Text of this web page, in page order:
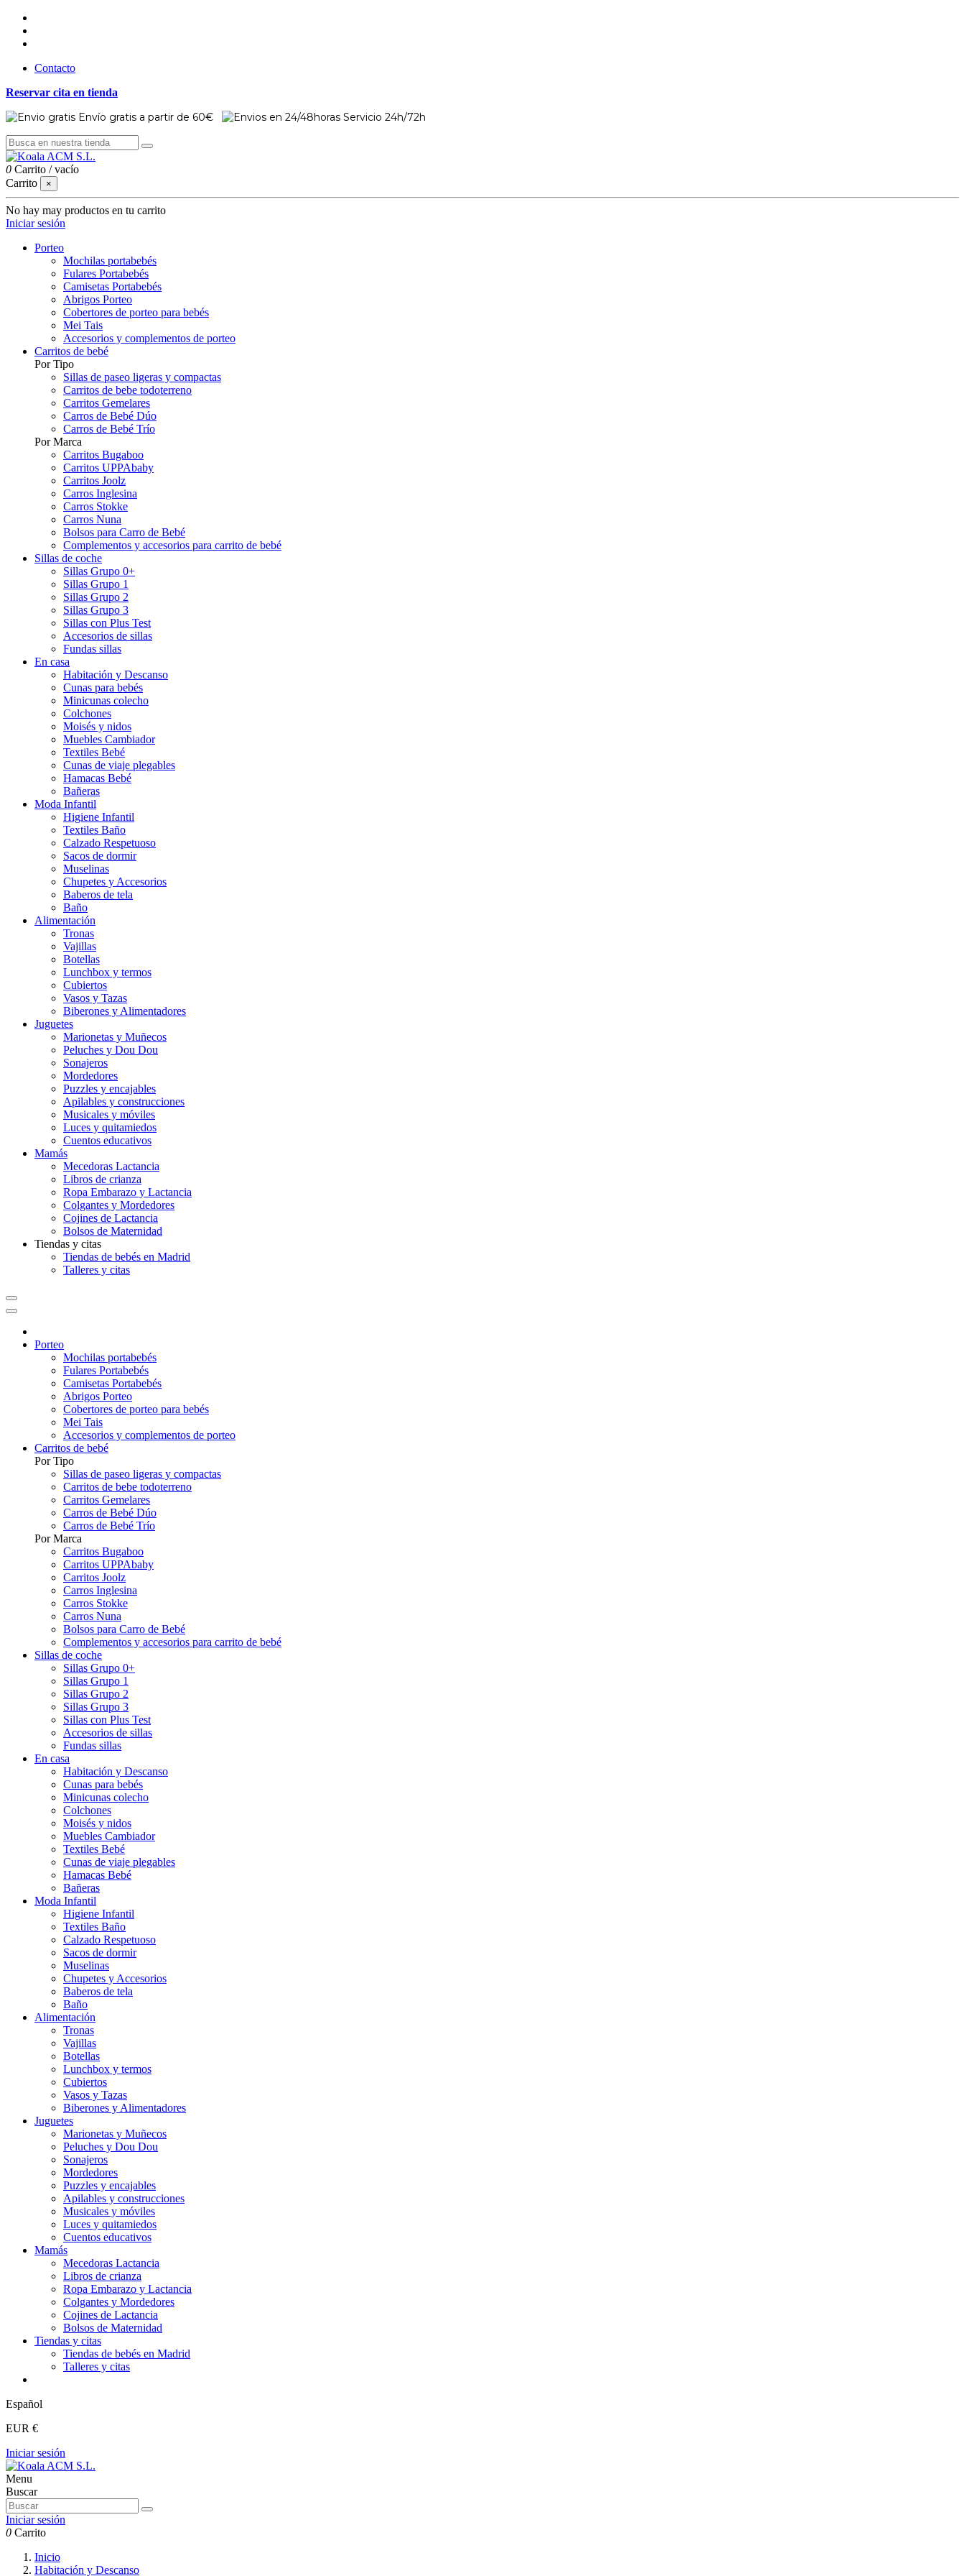
Contacto
Reservar cita en tienda
Envío gratis a partir de 60€ Servicio 24h/72h
0 Carrito /vacío
Carrito
×
No hay may productos en tu carrito
Iniciar sesión
Porteo
Mochilas portabebés
Fulares Portabebés
Camisetas Portabebés
Abrigos Porteo
Cobertores de porteo para bebés
Mei Tais
Accesorios y complementos de porteo
Carritos de bebé
Por Tipo
Sillas de paseo ligeras y compactas
Carritos de bebe todoterreno
Carritos Gemelares
Carros de Bebé Dúo
Carros de Bebé Trío
Por Marca
Carritos Bugaboo
Carritos UPPAbaby
Carritos Joolz
Carros Inglesina
Carros Stokke
Carros Nuna
Bolsos para Carro de Bebé
Complementos y accesorios para carrito de bebé
Sillas de coche
Sillas Grupo 0+
Sillas Grupo 1
Sillas Grupo 2
Sillas Grupo 3
Sillas con Plus Test
Accesorios de sillas
Fundas sillas
En casa
Habitación y Descanso
Cunas para bebés
Minicunas colecho
Colchones
Moisés y nidos
Muebles Cambiador
Textiles Bebé
Cunas de viaje plegables
Hamacas Bebé
Bañeras
Moda Infantil
Higiene Infantil
Textiles Baño
Calzado Respetuoso
Sacos de dormir
Muselinas
Chupetes y Accesorios
Baberos de tela
Baño
Alimentación
Tronas
Vajillas
Botellas
Lunchbox y termos
Cubiertos
Vasos y Tazas
Biberones y Alimentadores
Juguetes
Marionetas y Muñecos
Peluches y Dou Dou
Sonajeros
Mordedores
Puzzles y encajables
Apilables y construcciones
Musicales y móviles
Luces y quitamiedos
Cuentos educativos
Mamás
Mecedoras Lactancia
Libros de crianza
Ropa Embarazo y Lactancia
Colgantes y Mordedores
Cojines de Lactancia
Bolsos de Maternidad
Tiendas y citas
Tiendas de bebés en Madrid
Talleres y citas
Porteo
Mochilas portabebés
Fulares Portabebés
Camisetas Portabebés
Abrigos Porteo
Cobertores de porteo para bebés
Mei Tais
Accesorios y complementos de porteo
Carritos de bebé
Por Tipo
Sillas de paseo ligeras y compactas
Carritos de bebe todoterreno
Carritos Gemelares
Carros de Bebé Dúo
Carros de Bebé Trío
Por Marca
Carritos Bugaboo
Carritos UPPAbaby
Carritos Joolz
Carros Inglesina
Carros Stokke
Carros Nuna
Bolsos para Carro de Bebé
Complementos y accesorios para carrito de bebé
Sillas de coche
Sillas Grupo 0+
Sillas Grupo 1
Sillas Grupo 2
Sillas Grupo 3
Sillas con Plus Test
Accesorios de sillas
Fundas sillas
En casa
Habitación y Descanso
Cunas para bebés
Minicunas colecho
Colchones
Moisés y nidos
Muebles Cambiador
Textiles Bebé
Cunas de viaje plegables
Hamacas Bebé
Bañeras
Moda Infantil
Higiene Infantil
Textiles Baño
Calzado Respetuoso
Sacos de dormir
Muselinas
Chupetes y Accesorios
Baberos de tela
Baño
Alimentación
Tronas
Vajillas
Botellas
Lunchbox y termos
Cubiertos
Vasos y Tazas
Biberones y Alimentadores
Juguetes
Marionetas y Muñecos
Peluches y Dou Dou
Sonajeros
Mordedores
Puzzles y encajables
Apilables y construcciones
Musicales y móviles
Luces y quitamiedos
Cuentos educativos
Mamás
Mecedoras Lactancia
Libros de crianza
Ropa Embarazo y Lactancia
Colgantes y Mordedores
Cojines de Lactancia
Bolsos de Maternidad
Tiendas y citas
Tiendas de bebés en Madrid
Talleres y citas
Español
EUR €
Iniciar sesión
Menu
Buscar
Iniciar sesión
0 Carrito
Inicio
Habitación y Descanso